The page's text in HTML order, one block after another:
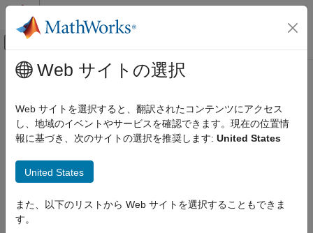
コンテンツへスキップ
オフキャンバス ナビゲーション メ
ドキュメンテーションのホーム
FPGA、ASIC、および SoC 開発
メインコンテンツ
この情報は役に立ちましたか？
Web サイトの選択
Web サイトを選択すると、翻訳されたコンテンツにアクセス
し、地域のイベントやサービスを確認できます。現在の位置情
報に基づき、次のサイトの選択を推奨します: United States
United States
また、以下のリストから Web サイトを選択することもできま
す。